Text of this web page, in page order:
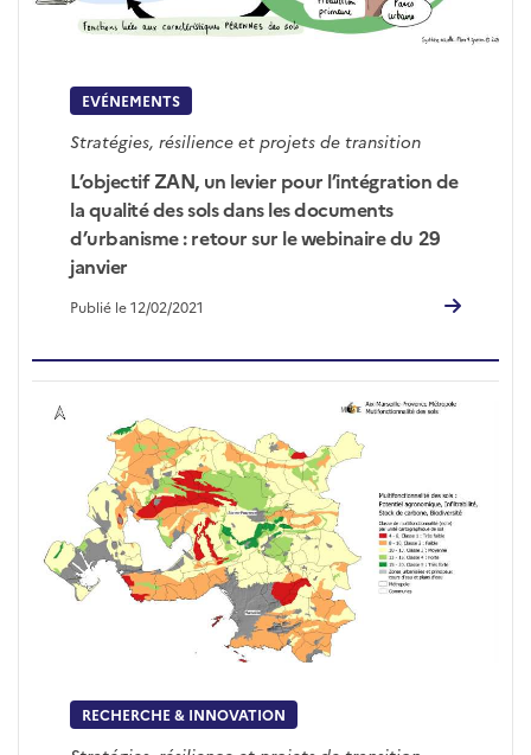
EVÉNEMENTS
Stratégies, résilience et projets de transition
L’objectif ZAN, un levier pour l’intégration de
la qualité des sols dans les documents
d’urbanisme : retour sur le webinaire du 29
janvier
Publié le 12/02/2021
RECHERCHE & INNOVATION